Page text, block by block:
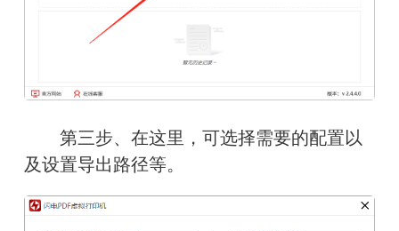
第三步、在这里，可选择需要的配置以
及设置导出路径等。